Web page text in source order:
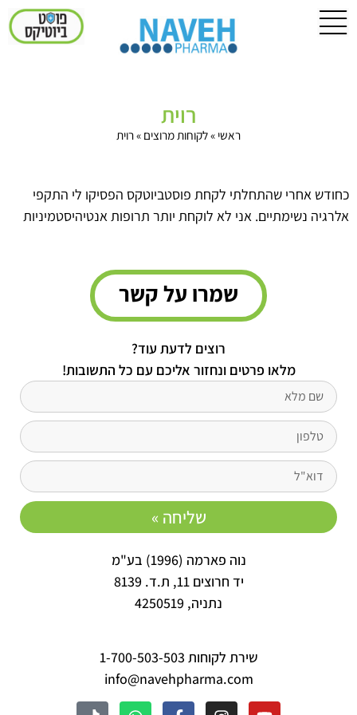
רוית
ראשי »לקוחות מרוצים »רוית
כחודש אחרי שהתחלתי לקחת פוסטביוטקס הפסיקו לי התקפי
אלרגיה נשימתיים. אני לא לוקחת יותר תרופות אנטיהיסטמיניות
שמרו על קשר
רוצים לדעת עוד?
מלאו פרטים ונחזור אליכם עם כל התשובות!
שליחה »
נוה פארמה (1996) בע"מ
יד חרוצים 11, ת.ד. 8139
נתניה, 4250519
שירת לקוחות 1-700-503-503
info@navehpharma.com